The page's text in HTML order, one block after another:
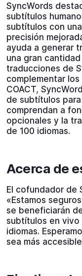
SyncWords
subtítulos
subtítulos con
precisión
ayuda a generar
una gran
traducciones de
complementar
COACT,
de subtítulos
comprendan a
opcionales y la
de 100 idiomas.
Acerca de
El cofundador de
«Estamos
se beneficiarán
subtítulos en vivo
idiomas.
sea más